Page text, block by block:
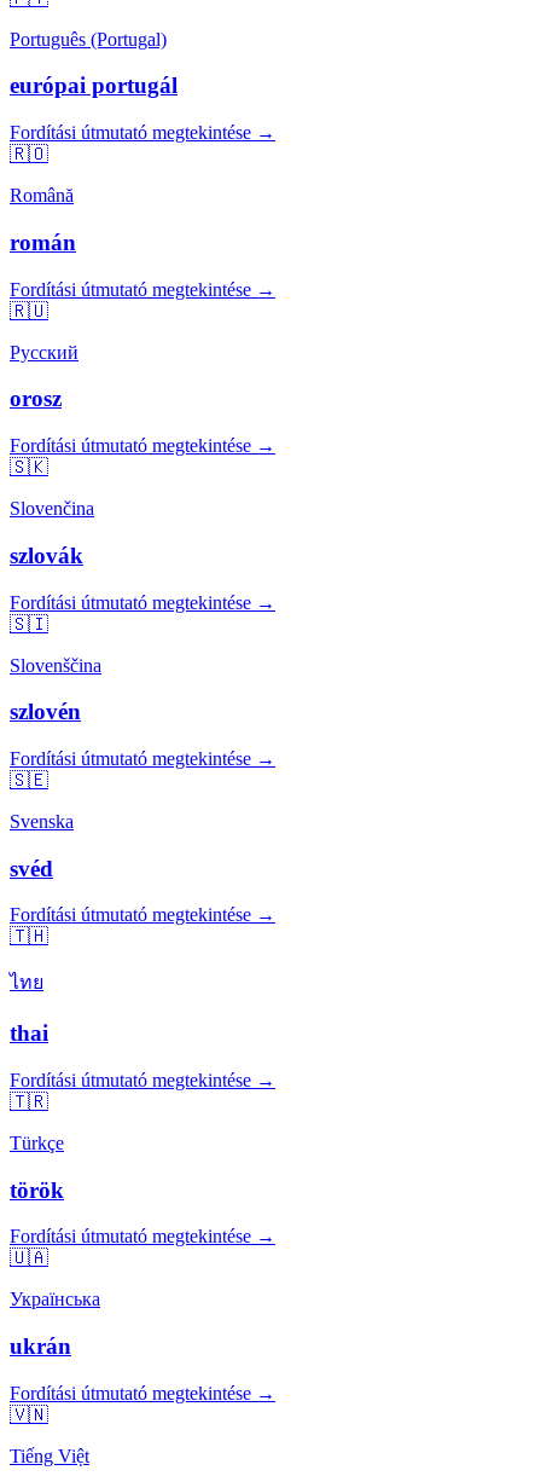
Português (Portugal)
európai portugál
Fordítási útmutató megtekintése →
🇷🇴
Română
román
Fordítási útmutató megtekintése →
🇷🇺
Русский
orosz
Fordítási útmutató megtekintése →
🇸🇰
Slovenčina
szlovák
Fordítási útmutató megtekintése →
🇸🇮
Slovenščina
szlovén
Fordítási útmutató megtekintése →
🇸🇪
Svenska
svéd
Fordítási útmutató megtekintése →
🇹🇭
ไทย
thai
Fordítási útmutató megtekintése →
🇹🇷
Türkçe
török
Fordítási útmutató megtekintése →
🇺🇦
Українська
ukrán
Fordítási útmutató megtekintése →
🇻🇳
Tiếng Việt